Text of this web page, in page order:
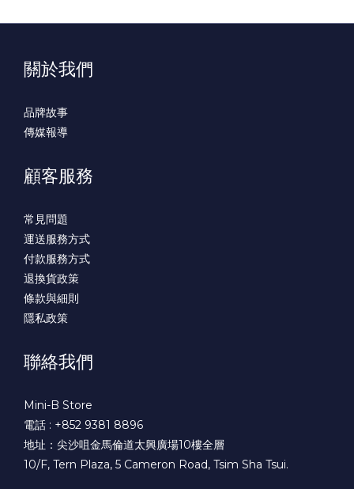
關於我們
品牌故事
傳媒報導
顧客服務
常見問題
運送服務方式
付款服務方式
退換貨政策
條款與細則
隱私政策
聯絡我們
Mini-B Store
電話 : +852 9381 8896
地址：尖沙咀金馬倫道太興廣場10樓全層
10/F, Tern Plaza, 5 Cameron Road, Tsim Sha Tsui.